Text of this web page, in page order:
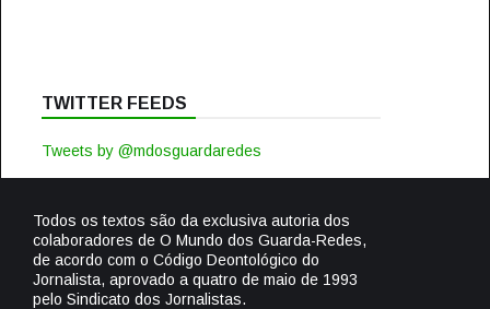
TWITTER FEEDS
Tweets by @mdosguardaredes
Todos os textos são da exclusiva autoria dos
colaboradores de O Mundo dos Guarda-Redes,
de acordo com o Código Deontológico do
Jornalista, aprovado a quatro de maio de 1993
pelo Sindicato dos Jornalistas.